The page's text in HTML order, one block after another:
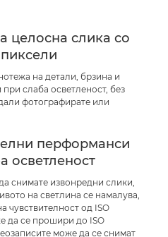
целосна слика со
на детали, брзина и
слаба осветленост, без
фотографирате или
перформанси
осветленост
снимате извонредни слики,
на светлина се намалува,
чувствителност од ISO
да се прошири до ISO
може да се снимат